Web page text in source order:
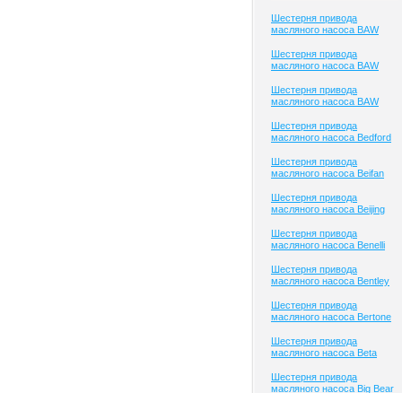
Шестерня привода
масляного насоса BAW
Шестерня привода
масляного насоса BAW
Шестерня привода
масляного насоса BAW
Шестерня привода
масляного насоса Bedford
Шестерня привода
масляного насоса Beifan
Шестерня привода
масляного насоса Beijing
Шестерня привода
масляного насоса Benelli
Шестерня привода
масляного насоса Bentley
Шестерня привода
масляного насоса Bertone
Шестерня привода
масляного насоса Beta
Шестерня привода
масляного насоса Big Bear